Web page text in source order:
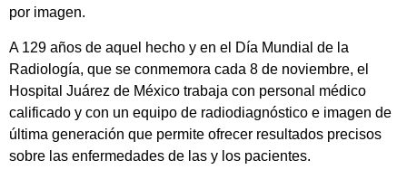
por imagen.
A 129 años de aquel hecho y en el Día Mundial de la
Radiología, que se conmemora cada 8 de noviembre, el
Hospital Juárez de México trabaja con personal médico
calificado y con un equipo de radiodiagnóstico e imagen de
última generación que permite ofrecer resultados precisos
sobre las enfermedades de las y los pacientes.